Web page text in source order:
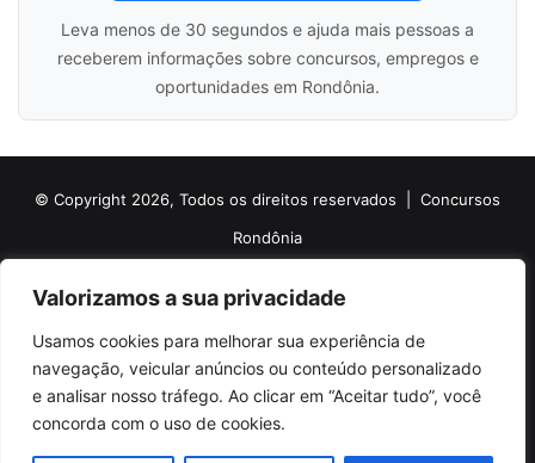
Valorizamos a sua privacidade
Usamos cookies para melhorar sua experiência de
navegação, veicular anúncios ou conteúdo personalizado
e analisar nosso tráfego. Ao clicar em “Aceitar tudo”, você
concorda com o uso de cookies.
Leva menos de 30 segundos e ajuda mais pessoas a
receberem informações sobre concursos, empregos e
oportunidades em Rondônia.
© Copyright 2026, Todos os direitos reservados | Concursos
Rondônia
Sobre o Concursos Rondônia
Siga nossas redes sociais
Web Stories Anuncie
Facebook
X PinterestLinkedinYouTubeInstagramTelegramTikTok